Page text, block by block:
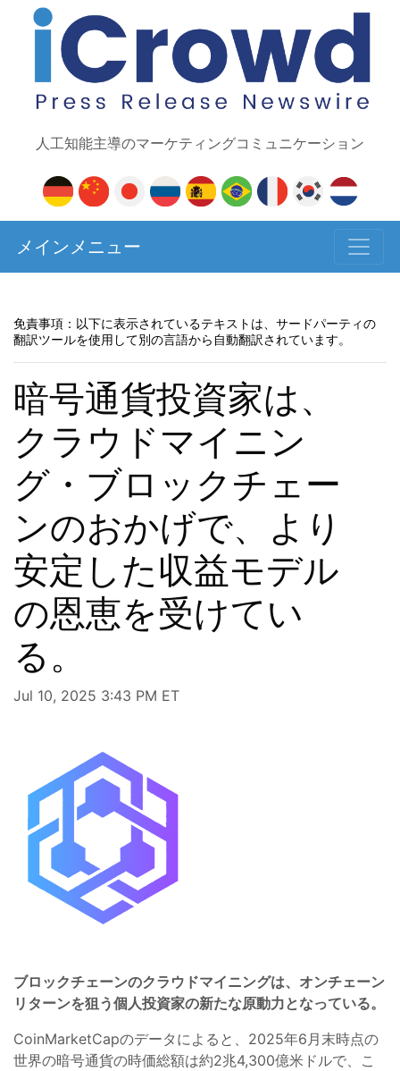
人工知能主導のマーケティングコミュニケーション
メインメニュー
免責事項：以下に表示されているテキストは、サードパーティの
翻訳ツールを使用して別の言語から自動翻訳されています。
暗号通貨投資家は、
クラウドマイニン
グ・ブロックチェー
ンのおかげで、より
安定した収益モデル
の恩恵を受けてい
る。
Jul 10, 2025 3:43 PM ET
ブロックチェーンのクラウドマイニングは、オンチェーン
リターンを狙う個人投資家の新たな原動力となっている。
CoinMarketCapのデータによると、2025年6月末時点の
世界の暗号通貨の時価総額は約2兆4,300億米ドルで、こ